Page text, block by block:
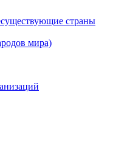
страны
мира)